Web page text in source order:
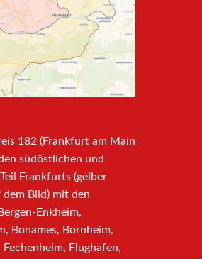
182 (Frankfurt am Main
südöstlichen und
Frankfurts (gelber
dem Bild) mit den
Enkheim,
Bonames, Bornheim,
Fechenheim, Flughafen,